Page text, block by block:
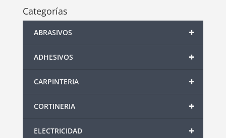
Categorías
+
ABRASIVOS
+
ADHESIVOS
+
CARPINTERIA
+
CORTINERIA
+
ELECTRICIDAD